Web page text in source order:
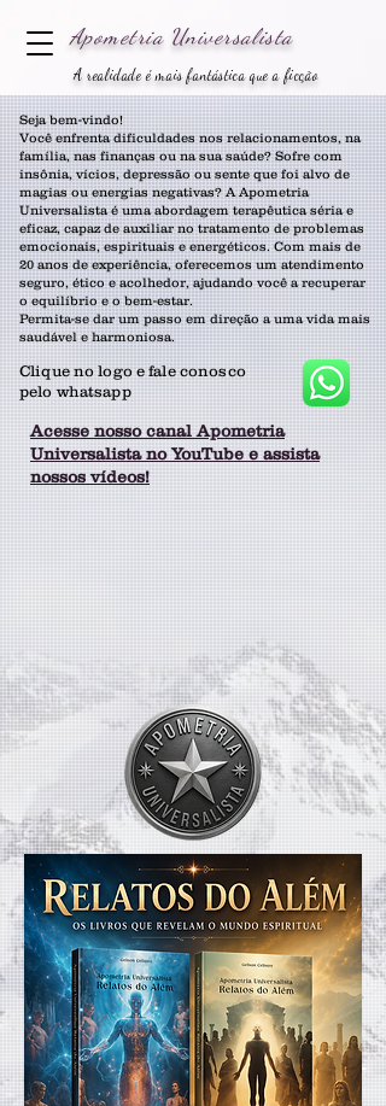
Apometria Universalista
A realidade é mais fantástica que a ficção
Seja bem-vindo!
Você enfrenta dificuldades nos relacionamentos, na
família, nas finanças ou na sua saúde? Sofre com
insônia, vícios, depressão ou sente que foi alvo de
magias ou energias negativas? A Apometria
Universalista é uma abordagem terapêutica séria e
eficaz, capaz de auxiliar no tratamento de problemas
emocionais, espirituais e energéticos. Com mais de
20 anos de experiência, oferecemos um atendimento
seguro, ético e acolhedor, ajudando você a recuperar
o equilíbrio e o bem-estar.
Permita-se dar um passo em direção a uma vida mais
saudável e harmoniosa.
Clique no logo e fale conosco
pelo whatsapp
Acesse nosso canal Apometria
Universalista no YouTube e assista
nossos vídeos!